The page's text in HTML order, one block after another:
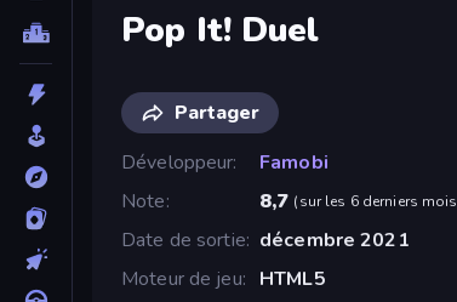
Pop It! Duel
Partager
Développeur
Famobi
Note
8,7 (sur les 6 derniers mois
Date de sortie décembre 2021
Moteur de jeu
HTML5